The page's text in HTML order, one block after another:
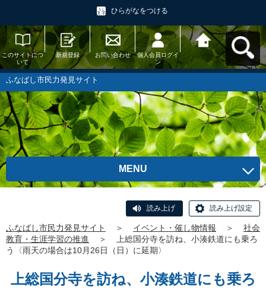
ひらがなをつける
このサイトにつ
いて
新規登録 お問い合わせ
個人会員ログイ
ン
ふなばし市民力
発見サイトへ戻
る
ふなばし市民力発見サイト
MENU
読み上げ 読み上げ設定
ふなばし市民力発見サイト ＞ イベント・催し物情報 ＞
社会
教育・生涯学習の推進
＞
上総国分寺を訪ね、小湊鉄道にも乗ろ
う〈雨天の場合は10月26日（日）に延期〉
上総国分寺を訪ね、小湊鉄道にも乗ろ